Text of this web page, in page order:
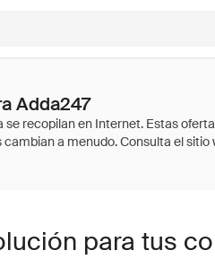
Adda247
para tus